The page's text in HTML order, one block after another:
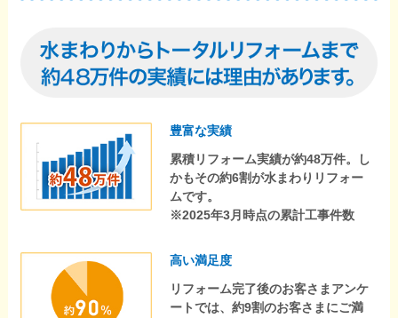
豊富な実績
累積リフォーム実績が約48万件。し
かもその約6割が水まわりリフォー
ムです。
※2025年3月時点の累計工事件数
高い満足度
リフォーム完了後のお客さまアンケ
ートでは、約9割のお客さまにご満